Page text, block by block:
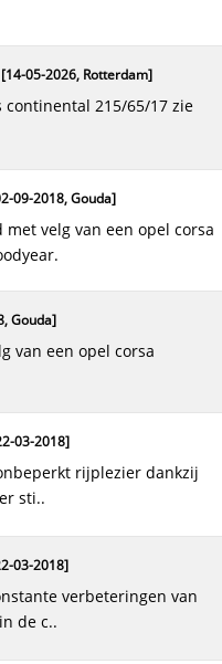
[14-05-2026, Rotterdam]
09-2018,Gouda]
Gouda]
03-2018]
sti..
03-2018]
de c..